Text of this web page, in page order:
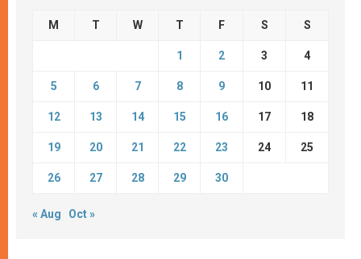
M T W T F S S
1 2 3 4
5 6 7 8 9 10 11
12 13 14 15 16 17 18
19 20 21 22 23 24 25
26 27 28 29 30
« Aug Oct »